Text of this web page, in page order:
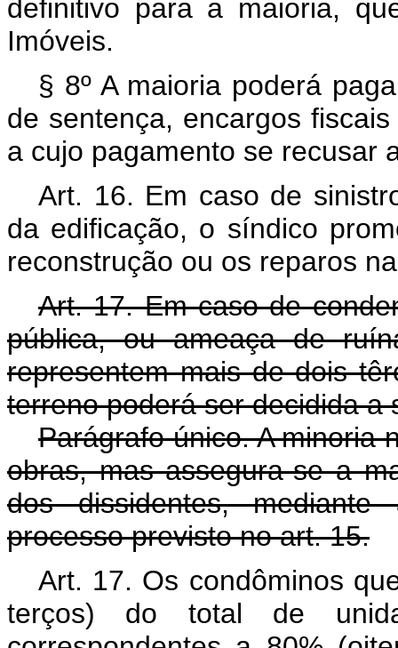
definitivo para a maioria,
Imóveis.
§ 8º A maioria poderá
de sentença, encargos
a cujo pagamento se recusar
Art. 16. Em caso de
da edificação, o síndico
reconstrução ou os reparos
Art. 17. Em caso de
pública, ou ameaça de
representem mais de dois
terreno poderá ser decidida a
Parágrafo único. A minoria
obras, mas assegura-se a
dos dissidentes, mediante
processo previsto no art. 15.
Art. 17. Os condôminos
terços) do total de